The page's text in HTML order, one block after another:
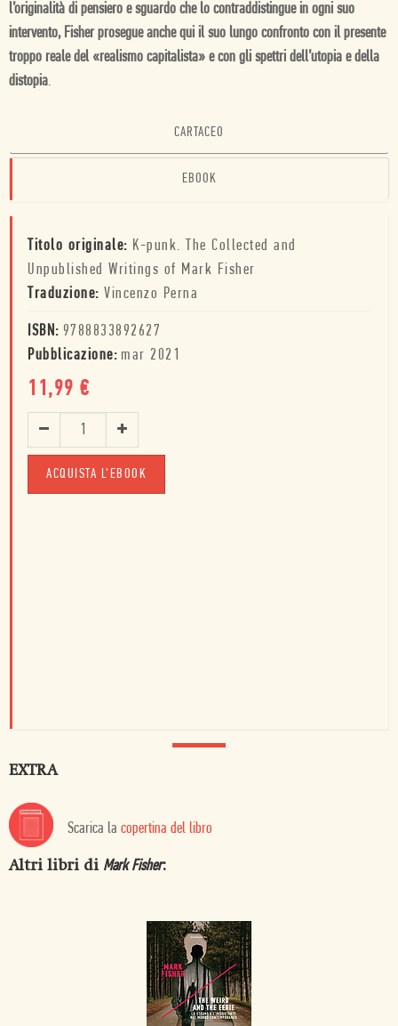
l’originalità di pensiero e sguardo che lo contraddistingue in ogni suo
intervento, Fisher prosegue anche qui il suo lungo confronto con il presente
troppo reale del «realismo capitalista» e con gli spettri dell’utopia e della
distopia.
CARTACEO
EBOOK
Titolo originale: K-punk. The Collected and
Unpublished Writings of Mark Fisher
Traduzione: Vincenzo Perna
ISBN: 9788833892627
Pubblicazione: mar 2021
11,99 €
ACQUISTA L'EBOOK
EXTRA
Scarica la copertina del libro
Altri libri di Mark Fisher: